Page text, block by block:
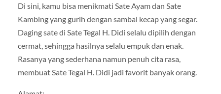
Di sini, kamu bisa menikmati Sate Ayam dan Sate
Kambing yang gurih dengan sambal kecap yang segar.
Daging sate di Sate Tegal H. Didi selalu dipilih dengan
cermat, sehingga hasilnya selalu empuk dan enak.
Rasanya yang sederhana namun penuh cita rasa,
membuat Sate Tegal H. Didi jadi favorit banyak orang.